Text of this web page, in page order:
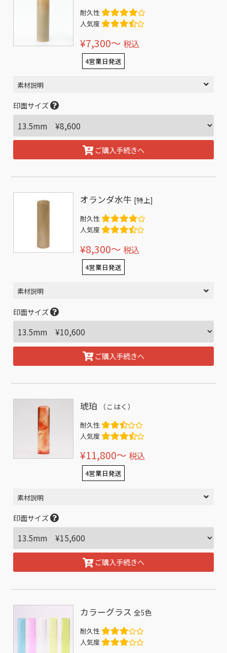
耐久性
人気度
¥7,300〜 税込
4営業日発送
素材説明
印面サイズ
ご購入手続きへ
オランダ水牛 [特上]
耐久性
人気度
¥8,300〜 税込
4営業日発送
素材説明
印面サイズ
ご購入手続きへ
琥珀 （こはく）
耐久性
人気度
¥11,800〜 税込
4営業日発送
素材説明
印面サイズ
ご購入手続きへ
カラーグラス全5色
耐久性
人気度